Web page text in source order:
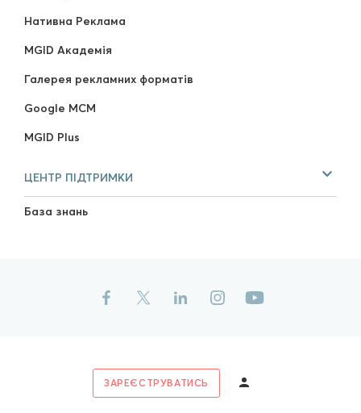
Нативна Реклама
MGID Академія
Галерея рекламних форматів
Google MCM
MGID Plus
ЦЕНТР ПІДТРИМКИ
База знань
ЗАРЕЄСТРУВАТИСЬ